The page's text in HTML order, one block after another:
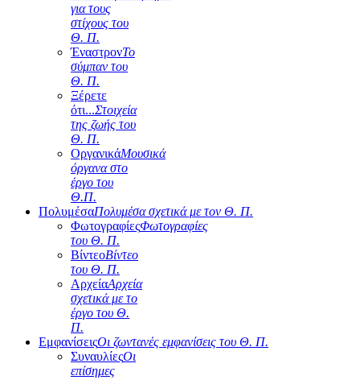
για τους
στίχους του
Θ. Π.
ΈναστρονΤο
σύμπαν του
Θ. Π.
Ξέρετε
ότι...Στοιχεία
της ζωής του
Θ. Π.
ΟργανικάΜουσικά
όργανα στο
έργο του
Θ.Π.
ΠολυμέσαΠολυμέσα σχετικά με τον Θ. Π.
ΦωτογραφίεςΦωτογραφίες
του Θ. Π.
ΒίντεοΒίντεο
του Θ. Π.
ΑρχείαΑρχεία
σχετικά με το
έργο του Θ.
Π.
ΕμφανίσειςΟι ζωντανές εμφανίσεις του Θ. Π.
ΣυναυλίεςΟι
επίσημες